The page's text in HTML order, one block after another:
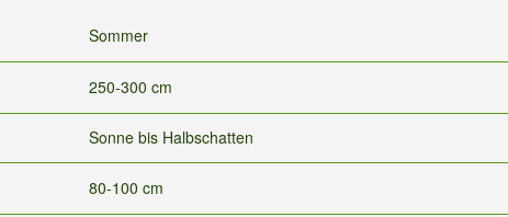
Sommer
250-300 cm
Sonne bis Halbschatten
80-100 cm